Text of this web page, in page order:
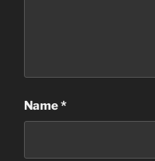
Name*